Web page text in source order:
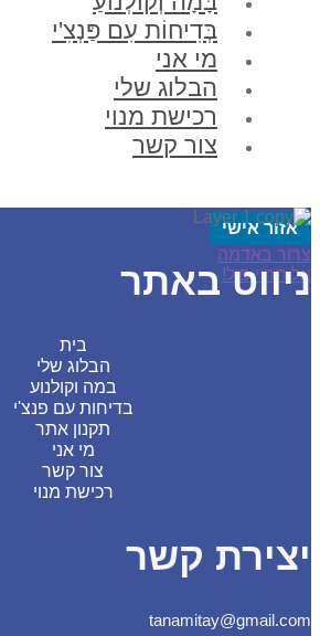
בְּדִיחוֹת עִם פַּנְצִ'י
מי אני
הבלוג שלי
רכישת מנוי
צור קשר
אישי
באדמה
פיל! באתר
הבלוג שלי
במה וקולנוע
בדיחות עם פנצ'י
תקנון אתר
מי אני
צור קשר
רכישת מנוי
קשר